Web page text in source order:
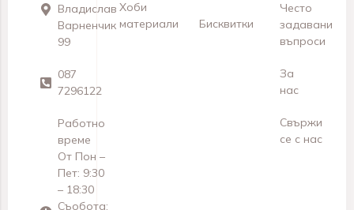
Владислав
Варненчик
99
087
7296122
Работно
време
От Пон –
Пет: 9:30
– 18:30
Съобота:
Хоби
материали
Бисквитки
Често
задавани
въпроси
За
нас
Свържи
се с нас